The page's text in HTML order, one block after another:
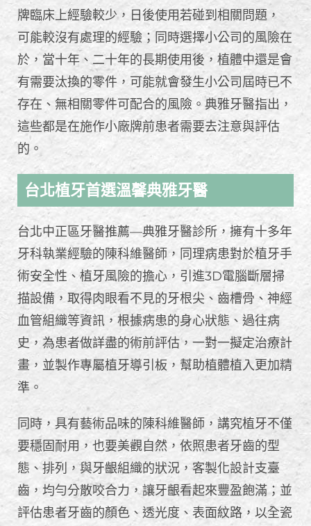
牌臨床上經驗較少，日後使用若碰到相關問題，
可能較沒有處理的經驗；同時選擇小公司的風險在
於，當十年、二十年的長期使用後，植體中還是會
有需要汰換的零件，可能就會發生小公司屆時已不
存在、無相關零件可配合的風險。典雅牙醫指出，
這些都是在施作小廠牌前患者需要去注意與評估
的。
台北植牙首選溫馨典雅牙醫
台北中正區牙醫推薦—典雅牙醫診所，擁有十多年
牙科執業經驗的陳科維醫師，同理病患對於植牙手
術安全性、植牙風險的擔心，引進3D電腦斷層掃
描設備，取得肉眼看不見的牙根尖、齒槽骨、神經
血管組織等資訊，根據病患的身心狀態、過往病
史，為患者做詳盡的術前評估，一對一擬定治療計
畫，並製作專屬植牙導引板，幫助植體植入更加精
準。
同時，具有藝術品味的陳科維醫師，講究植牙不僅
要穩固耐用，也要美觀自然，依照患者牙齒的型
態、排列，與牙齦組織的狀況，客製化設計支臺
齒，均勻分散咬合力，讓牙齦看起來豐盈飽滿；並
評估患者牙齒的顏色、透光度、表面紋路，以全瓷